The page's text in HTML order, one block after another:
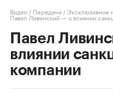
Видео / Передачи /Эксклюзивное
Павел Ливинский — о влиянии
Павел
влиянии
компании